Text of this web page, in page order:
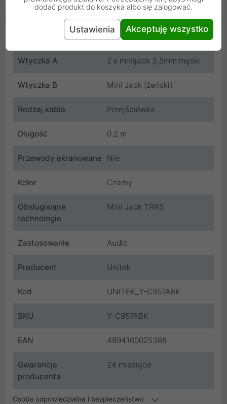
Cechy produktu
Wtyczka A 2 x minijack 3,5mm męski
Wtyczka B Mini Jack (żeński)
Rodzaj kabla Przejściówka
Długość 0.2 m
Przewody ekranowane Nie
Kolor Czarny
Obsługiwane
technologie
Mini Jack TRRS
Zastosowanie Audio
Producent Unitek
Kod UNITEK_Y-C957ABK
SKU Y-C957ABK
EAN 4894160025388
Gwarancja
producenta
24 miesiące
Osoba odpowiedzialna i bezpieczeństwo
dodać produkt do koszyka albo się zalogować.
Ustawienia Akceptuję wszystko